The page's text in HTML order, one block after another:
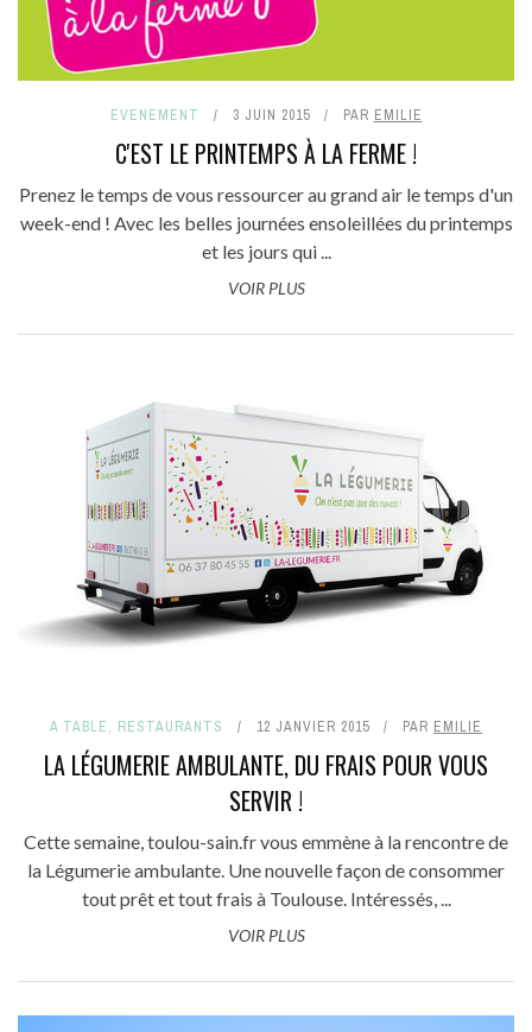
EVENEMENT 3 JUIN 2015 PAR EMILIE
C'EST LE PRINTEMPS À LA FERME !
Prenez le temps de vous ressourcer au grand air le temps d'un
week-end ! Avec les belles journées ensoleillées du printemps
et les jours qui ...
VOIR PLUS
A TABLE, RESTAURANTS 12 JANVIER 2015 PAR EMILIE
LA LÉGUMERIE AMBULANTE, DU FRAIS POUR VOUS
SERVIR !
Cette semaine, toulou-sain.fr vous emmène à la rencontre de
la Légumerie ambulante. Une nouvelle façon de consommer
tout prêt et tout frais à Toulouse. Intéressés, ...
VOIR PLUS